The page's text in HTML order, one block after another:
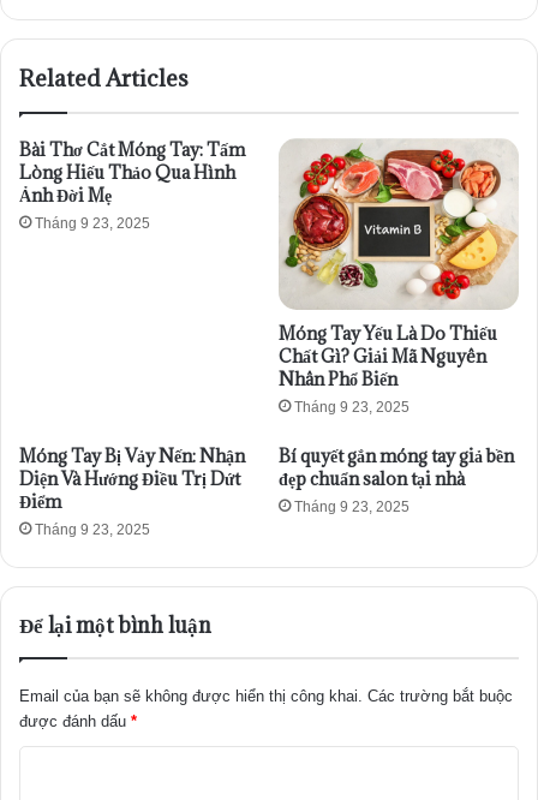
Related Articles
Bài Thơ Cắt Móng Tay: Tấm
Lòng Hiếu Thảo Qua Hình
Ảnh Đời Mẹ
Tháng 9 23, 2025
Móng Tay Yếu Là Do Thiếu
Chất Gì? Giải Mã Nguyên
Nhân Phổ Biến
Tháng 9 23, 2025
Móng Tay Bị Vảy Nến: Nhận
Diện Và Hướng Điều Trị Dứt
Điểm
Tháng 9 23, 2025
Bí quyết gắn móng tay giả bền
đẹp chuẩn salon tại nhà
Tháng 9 23, 2025
Để lại một bình luận
Email của bạn sẽ không được hiển thị công khai. Các trường bắt buộc
được đánh dấu *